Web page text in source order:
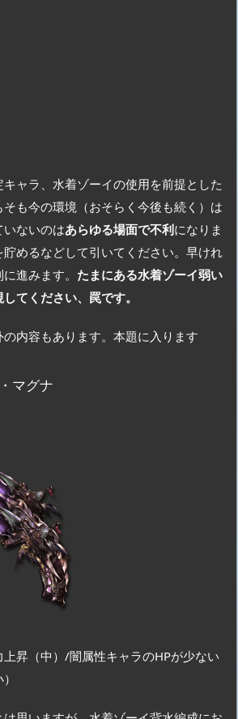
ャラ、水着ゾーイの使用を前提とした
も今の環境（おそらく今後も続く）は
ないのはあらゆる場面で不利になりま
めるなどして引いてください。早けれ
進みます。 たまにある水着ゾーイ弱い
てください、罠です。
内容もあります。本題に入ります
マグナ
昇（中）/闇属性キャラのHPが少ない